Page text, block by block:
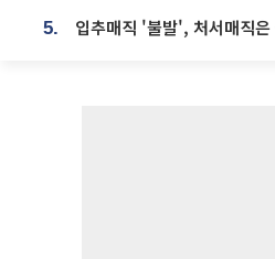
5. 입추매직 '불발', 처서매직